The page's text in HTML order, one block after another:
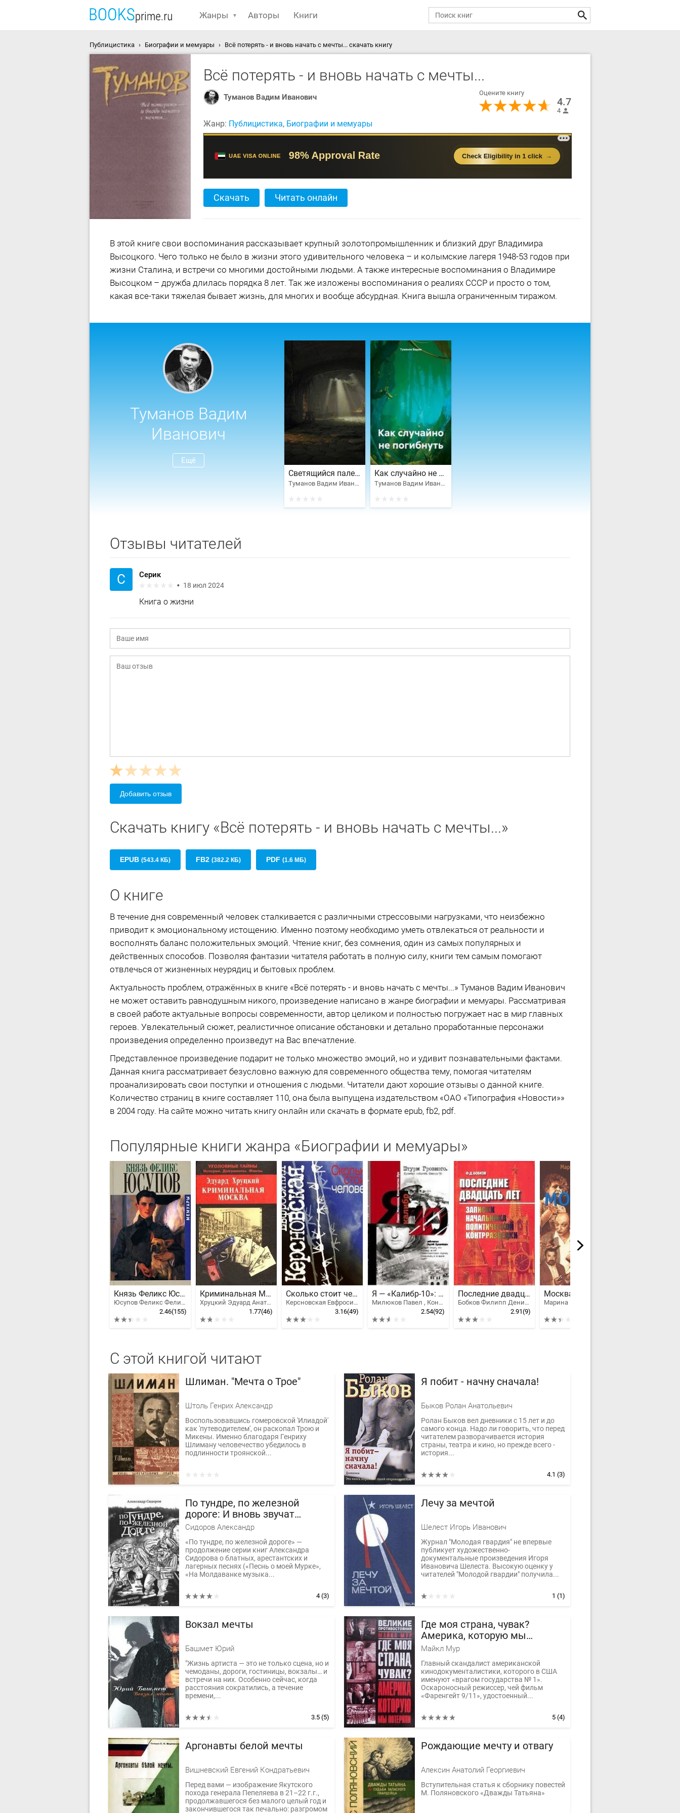
Жанры Авторы Книги
Публицистика Биографии и мемуары Всё потерять - и вновь начать с мечты... скачать книгу
Всё потерять - и вновь начать с мечты...
Туманов Вадим Иванович Оцените книгу
4.7
4
Жанр: Публицистика, Биографии и мемуары
Скачать Читать онлайн
В этой книге свои воспоминания рассказывает крупный золотопромышленник и близкий друг Владимира
Высоцкого. Чего только не было в жизни этого удивительного человека – и колымские лагеря 1948-53 годов при
жизни Сталина, и встречи со многими достойными людьми. А также интересные воспоминания о Владимире
Высоцком – дружба длилась порядка 8 лет. Так же изложены воспоминания о реалиях СССР и просто о том,
какая все-таки тяжелая бывает жизнь, для многих и вообще абсурдная. Книга вышла ограниченным тиражом.
Туманов Вадим
Иванович
Ещё
Светящийся палец Тетрачки
Туманов Вадим Иванович
Как случайно не погибнуть
Туманов Вадим Иванович
Отзывы читателей
С Серик
18 июл 2024
Книга о жизни
Добавить отзыв
Скачать книгу «Всё потерять - и вновь начать с мечты...»
EPUB (543.4 КБ) FB2 (382.2 КБ) PDF (1.6 МБ)
О книге
В течение дня современный человек сталкивается с различными стрессовыми нагрузками, что неизбежно
приводит к эмоциональному истощению. Именно поэтому необходимо уметь отвлекаться от реальности и
восполнять баланс положительных эмоций. Чтение книг, без сомнения, один из самых популярных и
действенных способов. Позволяя фантазии читателя работать в полную силу, книги тем самым помогают
отвлечься от жизненных неурядиц и бытовых проблем.
Актуальность проблем, отражённых в книге «Всё потерять - и вновь начать с мечты...» Туманов Вадим Иванович
не может оставить равнодушным никого, произведение написано в жанре биографии и мемуары. Рассматривая
в своей работе актуальные вопросы современности, автор целиком и полностью погружает нас в мир главных
героев. Увлекательный сюжет, реалистичное описание обстановки и детально проработанные персонажи
произведения определенно произведут на Вас впечатление.
Представленное произведение подарит не только множество эмоций, но и удивит познавательными фактами.
Данная книга рассматривает безусловно важную для современного общества тему, помогая читателям
проанализировать свои поступки и отношения с людьми. Читатели дают хорошие отзывы о данной книге.
Количество страниц в книге составляет 110, она была выпущена издательством «ОАО «Типография «Новости»»
в 2004 году. На сайте можно читать книгу онлайн или скачать в формате epub, fb2, pdf.
Популярные книги жанра «Биографии и мемуары»
Князь Феликс Юсупов. Мемуары
Юсупов Феликс Феликсович, Князь Феликс Юсупов
2.46(155)
Криминальная Москва
Хруцкий Эдуард Анатольевич
1.77(46)
Сколько стоит человек
Керсновская Евфросиния
3.16(49)
Я — «Калибр-10»: Штурм Грозного. Январь, 95.
Милюков Павел , Константин Яук, Милюков Павел Игоревич
2.54(92)
Последние двадцать лет: Записки начальника политической контрразведки
Бобков Филипп Денисович
2.91(9)
Марина Райкина
С этой книгой читают
Шлиман. "Мечта о Трое"
Штоль Генрих Александр
Воспользовавшись гомеровской 'Илиадой'
как 'путеводителем', он раскопал Трою и
Микены. Именно благодаря Генриху
Шлиману человечество убедилось в
подлинности троянской...
Я побит - начну сначала!
Быков Ролан Анатольевич
Ролан Быков вел дневники с 15 лет и до
самого конца. Надо ли говорить, что перед
читателем разворачивается история
страны, театра и кино, но прежде всего -
история...
4.1 (3)
По тундре, по железной
дороге: И вновь звучат
блатные песни!
Сидоров Александр
«По тундре, по железной дороге» —
продолжение серии книг Александра
Сидорова о блатных, арестантских и
лагерных песнях («Песнь о моей Мурке»,
«На Молдаванке музыка...
4 (3)
Лечу за мечтой
Шелест Игорь Иванович
Журнал "Молодая гвардия" не впервые
публикует художественно-
документальные произведения Игоря
Ивановича Шелеста. Высокую оценку у
читателей "Молодой гвардии" получила...
1 (1)
Вокзал мечты
Башмет Юрий
"Жизнь артиста — это не только сцена, но и
чемоданы, дороги, гостиницы, вокзалы… и
встречи на них. Особенно сейчас, когда
расстояния сократились, а течение
времени,...
3.5 (5)
Где моя страна, чувак?
Америка, которую мы
потеряли
Майкл Мур
Главный скандалист американской
кинодокументалистики, которого в США
именуют «врагом государства № 1».
Оскароносный режиссер, чей фильм
«Фаренгейт 9/11», удостоенный...
5(4)
Аргонавты белой мечты
Вишневский Евгений Кондратьевич
Перед вами — изображение Якутского
похода генерала Пепеляева в 21–22 г.г.,
продолжавшегося без малого целый год и
закончившегося так печально: разгромом
Рождающие мечту и отвагу
Алексин Анатолий Георгиевич
Вступительная статья к сборнику повестей
М. Поляновского «Дважды Татьяна»